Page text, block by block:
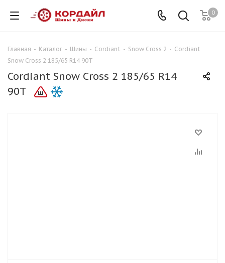
0
Главная - Каталог - Шины - Cordiant - Snow Cross 2 - Cordiant
Snow Cross 2 185/65 R14 90T
Cordiant Snow Cross 2 185/65 R14
90T